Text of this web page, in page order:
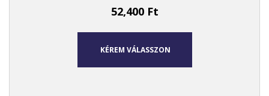
52,400 Ft
KÉREM VÁLASSZON